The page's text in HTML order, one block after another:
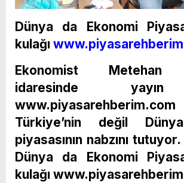
Dünya da Ekonomi
kulağı
Ekonomist Metehan
idaresinde
Türkiye’nin değil
piyasasının nabzını
Dünya da Ekonomi
kulağı